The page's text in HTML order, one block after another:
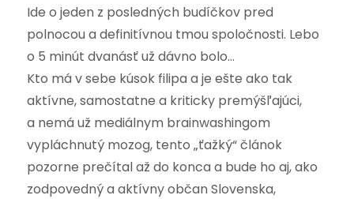
Ide o jeden z posledných budíčkov pred
polnocou a definitívnou tmou spoločnosti. Lebo
o 5 minút dvanásť už dávno bolo…
Kto má v sebe kúsok filipa a je ešte ako tak
aktívne, samostatne a kriticky premýšľajúci,
a nemá už mediálnym brainwashingom
vypláchnutý mozog, tento „ťažký“ článok
pozorne prečítal až do konca a bude ho aj, ako
zodpovedný a aktívny občan Slovenska,